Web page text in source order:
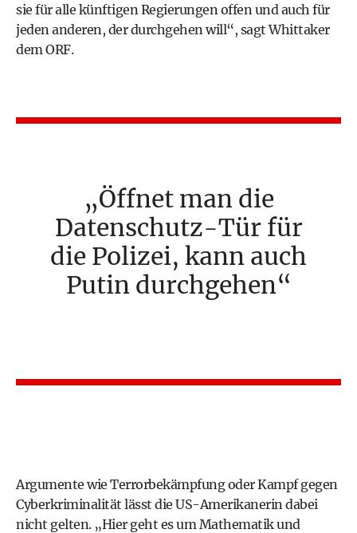
sie für alle künftigen Regierungen offen und auch für
jeden anderen, der durchgehen will“, sagt Whittaker
dem ORF.
Öffnet man die
Datenschutz-Tür für
die Polizei, kann auch
Putin durchgehen
Argumente wie Terrorbekämpfung oder Kampf gegen
Cyberkriminalität lässt die US-Amerikanerin dabei
nicht gelten. „Hier geht es um Mathematik und